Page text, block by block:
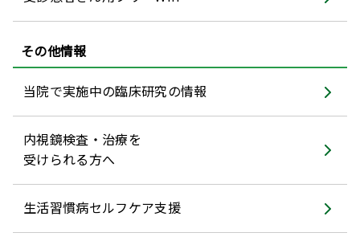
その他情報
当院で実施中の臨床研究の情報
内視鏡検査・治療を
受けられる方へ
生活習慣病セルフケア支援